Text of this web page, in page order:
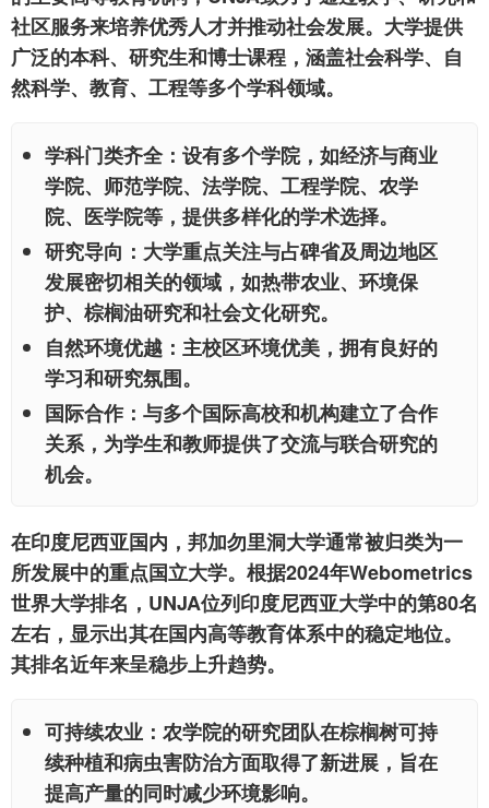
社区服务来培养优秀人才并推动社会发展。大学提供
广泛的本科、研究生和博士课程，涵盖社会科学、自
然科学、教育、工程等多个学科领域。
学科门类齐全： 设有多个学院，如经济与商业
学院、师范学院、法学院、工程学院、农学
院、医学院等，提供多样化的学术选择。
研究导向： 大学重点关注与占碑省及周边地区
发展密切相关的领域，如热带农业、环境保
护、棕榈油研究和社会文化研究。
自然环境优越： 主校区环境优美，拥有良好的
学习和研究氛围。
国际合作： 与多个国际高校和机构建立了合作
关系，为学生和教师提供了交流与联合研究的
机会。
在印度尼西亚国内，邦加勿里洞大学通常被归类为一
所发展中的重点国立大学。根据2024年Webometrics
世界大学排名，UNJA位列印度尼西亚大学中的第80名
左右，显示出其在国内高等教育体系中的稳定地位。
其排名近年来呈稳步上升趋势。
可持续农业： 农学院的研究团队在棕榈树可持
续种植和病虫害防治方面取得了新进展，旨在
提高产量的同时减少环境影响。